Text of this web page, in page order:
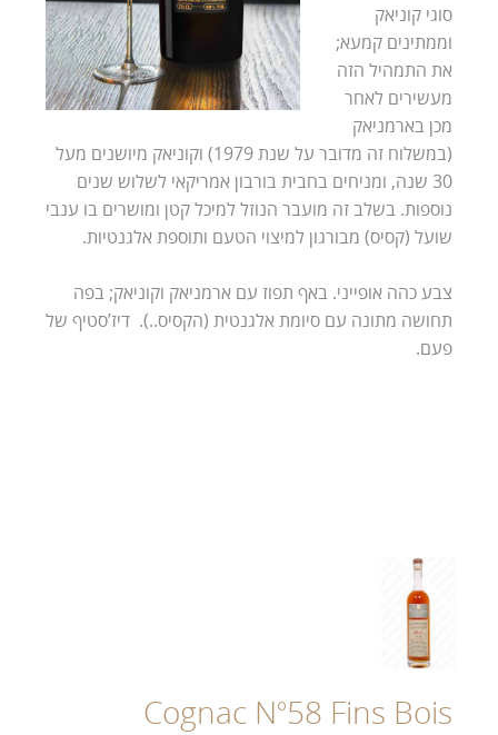
סוגי קוניאק
וממתינים קמעא;
את התמהיל הזה
מעשירים לאחר
מכן בארמניאק
(במשלוח זה מדובר על שנת 1979) וקוניאק מיושנים מעל
30 שנה, ומניחים בחבית בורבון אמריקאי לשלוש שנים
נוספות. בשלב זה מועבר הנוזל למיכל קטן ומושרים בו ענבי
שועל (קסיס) מבורגון למיצוי הטעם ותוספת אלגנטיות.
צבע כהה אופייני. באף תפוז עם ארמניאק וקוניאק; בפה
תחושה מתונה עם סיומת אלגנטית (הקסיס..). דיז’סטיף של
פעם.
Cognac N°58 Fins Bois